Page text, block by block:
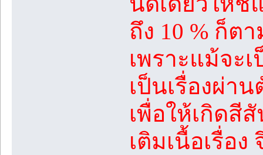
ถึง 10 % ก็ต
เพราะแม้จะ
เป็นเรื่องผ่า
เพื่อให้เกิดสี
เติมเนื้อเรื่อ